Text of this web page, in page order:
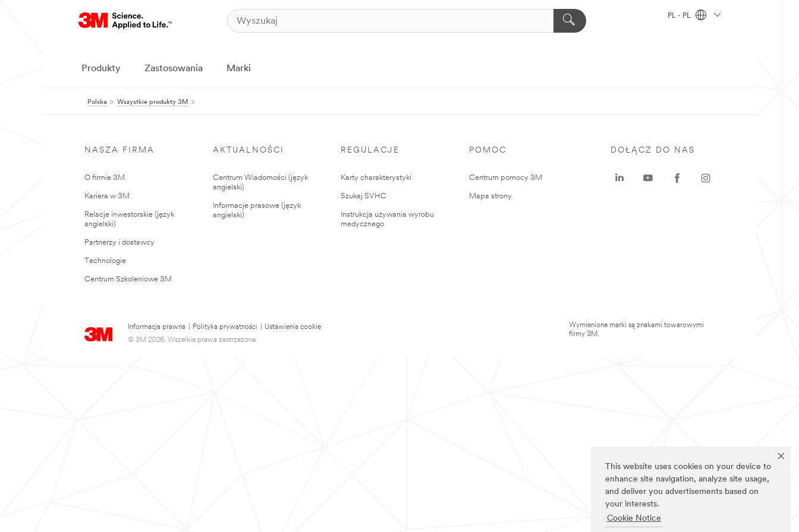
This website uses cookies on your device to
enhance site navigation, analyze site usage,
and deliver you advertisements based on
your interests.
Cookie Notice
PL - PL
Produkty Zastosowania Marki
Polska Wszystkie produkty 3M
NASZA FIRMA
O firmie 3M
Kariera w 3M
Relacje inwestorskie (język
angielski)
Partnerzy i dostawcy
Technologie
Centrum Szkoleniowe 3M
AKTUALNOŚCI
Centrum Wiadomości (język
angielski)
Informacje prasowe (język
angielski)
REGULACJE
Karty charakterystyki
Szukaj SVHC
Instrukcja używania wyrobu
medycznego
POMOC
Centrum pomocy 3M
Mapa strony
Informacja prawna Polityka prywatności
Ustawienia cookie
© 3M 2026. Wszelkie prawa zastrzeżone.
DOŁĄCZ DO NAS
Wymienione marki są znakami towarowymi
firmy 3M.